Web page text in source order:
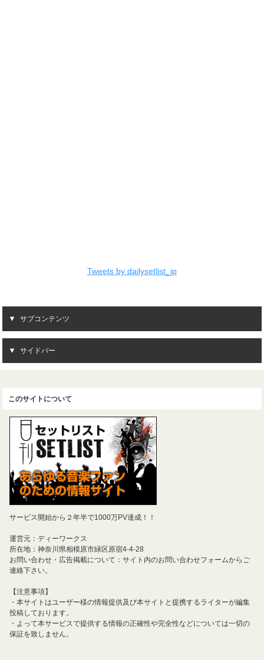
Tweets by dailysetlist_jp
サブコンテンツ
サイドバー
このサイトについて
サービス開始から２年半で1000万PV達成！！
運営元：ディーワークス
所在地：神奈川県相模原市緑区原宿4-4-28
お問い合わせ・広告掲載について：サイト内のお問い合わせフォームからご
連絡下さい。
【注意事項】
・本サイトはユーザー様の情報提供及び本サイトと提携するライターが編集
投稿しております。
・よって本サービスで提供する情報の正確性や完全性などについては一切の
保証を致しません。